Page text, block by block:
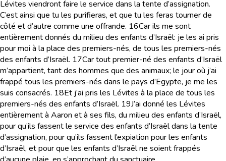
Lévites viendront faire le service dans la tente d’assignation.
C’est ainsi que tu les purifieras, et que tu les feras tourner de
côté et d’autre comme une offrande. 16Car ils me sont
entièrement donnés du milieu des enfants d’Israël: je les ai pris
pour moi à la place des premiers-nés, de tous les premiers-nés
des enfants d’Israël. 17Car tout premier-né des enfants d’Israël
m’appartient, tant des hommes que des animaux; le jour où j’ai
frappé tous les premiers-nés dans le pays d’Egypte, je me les
suis consacrés. 18Et j’ai pris les Lévites à la place de tous les
premiers-nés des enfants d’Israël. 19J’ai donné les Lévites
entièrement à Aaron et à ses fils, du milieu des enfants d’Israël,
pour qu’ils fassent le service des enfants d’Israël dans la tente
d’assignation, pour qu’ils fassent l’expiation pour les enfants
d’Israël, et pour que les enfants d’Israël ne soient frappés